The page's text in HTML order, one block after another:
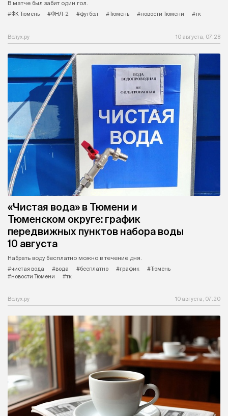
В матче был забит один гол.
#ФК Тюмень
#ФНЛ-2 #футбол #Тюмень #новости Тюмени #тк
Вслух.ру 10 августа, 07:28
«Чистая вода» в Тюмени и
Тюменском округе: график
передвижных пунктов набора воды
10 августа
Набрать воду бесплатно можно в течение дня.
#чистая вода
#вода #бесплатно #график
#Тюмень
#новости Тюмени
#тк
Вслух.ру 10 августа, 07:20